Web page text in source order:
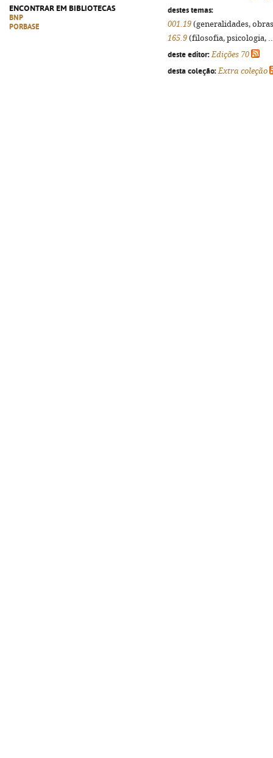
ENCONTRAR EM BIBLIOTECAS
BNP
PORBASE
destes temas:
001.19 (generalidades,
165.9 (filosofia, psicologia,
deste editor: Edições 70
desta coleção: Extra coleção